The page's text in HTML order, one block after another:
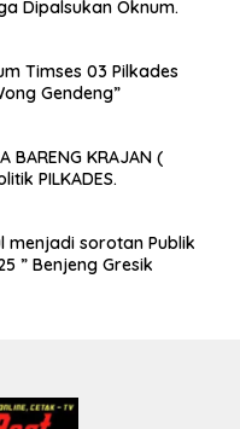
Dipalsukan Oknum.
Timses 03 Pilkades
Gendeng”
BARENG KRAJAN (
PILKADES.
menjadi sorotan Publik
” Benjeng Gresik